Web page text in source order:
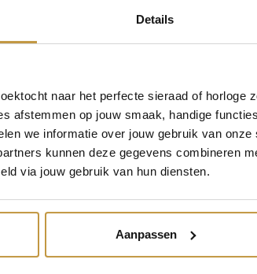
Details
naar het perfecte sieraad of horloge
afstemmen op jouw smaak, handige
we informatie over jouw gebruik van
kunnen deze gegevens combineren
via jouw gebruik van hun diensten.
Aanpassen
Eco Drive Dames – Citizen watches
verzending in Nederland bij